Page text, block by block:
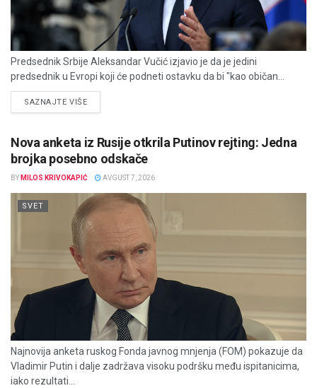
Predsednik Srbije Aleksandar Vučić izjavio je da je jedini
predsednik u Evropi koji će podneti ostavku da bi "kao običan...
SAZNAJTE VIŠEDETAILS
Nova anketa iz Rusije otkrila Putinov rejting: Jedna
brojka posebno odskače
BY MILOS KRIVOKAPIĆ AVGUST 7, 2026
SVET
Najnovija anketa ruskog Fonda javnog mnjenja (FOM) pokazuje da
Vladimir Putin i dalje zadržava visoku podršku među ispitanicima,
iako rezultati...